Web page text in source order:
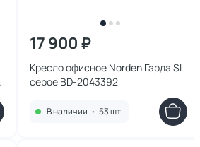
17 900 ₽
Кресло офисное Norden Гарда SL
серое BD-2043392
В наличии • 53 шт.